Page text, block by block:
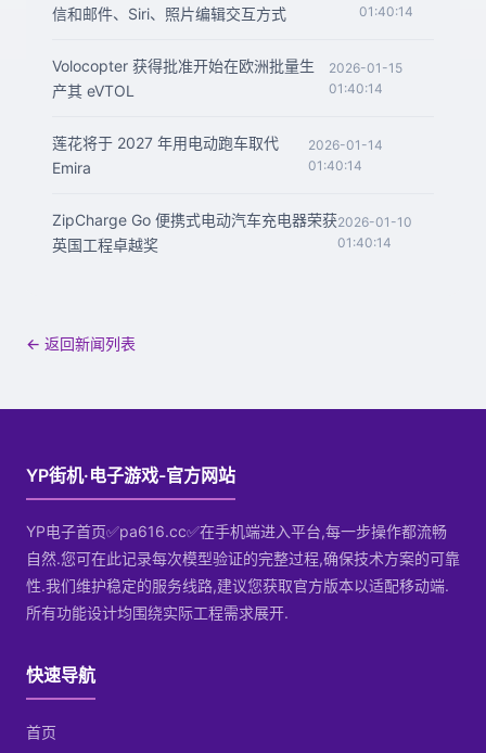
信和邮件、Siri、照片编辑交互方式
01:40:14
Volocopter 获得批准开始在欧洲批量生
产其 eVTOL
2026-01-15
01:40:14
莲花将于 2027 年用电动跑车取代
Emira
2026-01-14
01:40:14
ZipCharge Go 便携式电动汽车充电器荣获
英国工程卓越奖
2026-01-10
01:40:14
← 返回新闻列表
YP街机·电子游戏-官方网站
YP电子首页✅pa616.cc✅在手机端进入平台,每一步操作都流畅
自然.您可在此记录每次模型验证的完整过程,确保技术方案的可靠
性.我们维护稳定的服务线路,建议您获取官方版本以适配移动端.
所有功能设计均围绕实际工程需求展开.
快速导航
首页